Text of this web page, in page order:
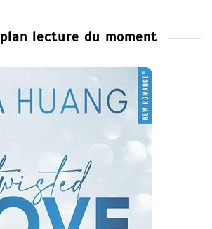
lecture du moment